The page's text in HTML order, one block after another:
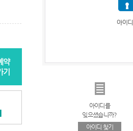
약
기
아이디를
잊으셨습니까?
아이디 찾기